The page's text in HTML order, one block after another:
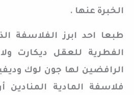
الخبرة عنها .
طبعا احد ابرز الفلاسفة
الفطرية للعقل ديكارت
الرافضين لها جون لوك
فلاسفة المادية